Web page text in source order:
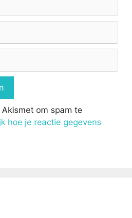
om spam te
hoe je reactie gegevens